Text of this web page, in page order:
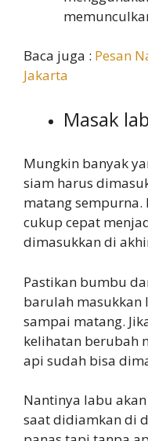
Baca juga : Pesan
Jakarta
Masak
Mungkin banyak
siam harus
matang
cukup cepat
dimasukkan di
Pastikan bumbu
barulah masukkan
sampai matang.
kelihatan berubah
api sudah bisa
Nantinya labu
saat didiamkan di